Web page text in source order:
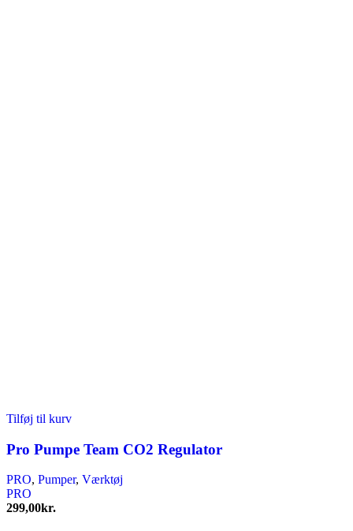
Tilføj til kurv
Pro Pumpe Team CO2 Regulator
PRO, Pumper, Værktøj
PRO
299,00kr.